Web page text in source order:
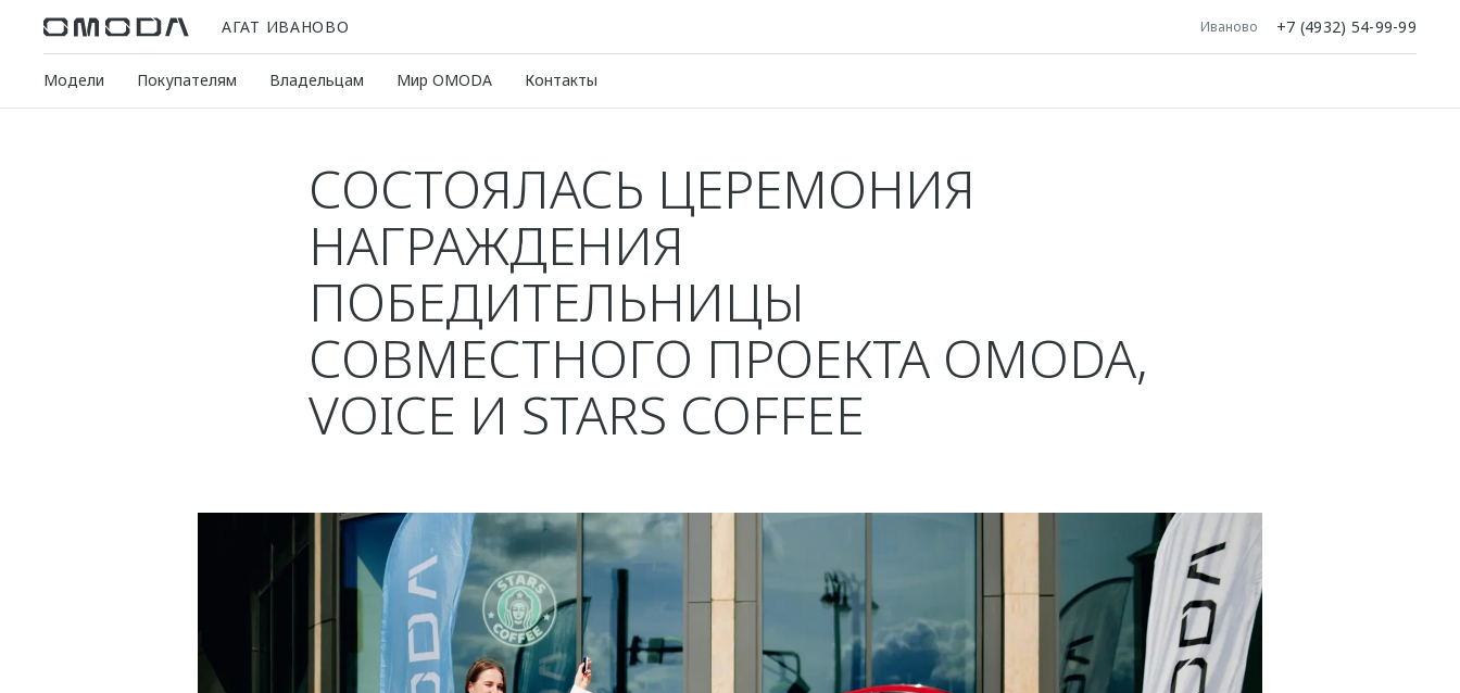
АГАТ ИВАНОВО Иваново +7 (4932) 54-99-99
Модели Покупателям Владельцам Мир OMODA Контакты
СОСТОЯЛАСЬ ЦЕРЕМОНИЯ
НАГРАЖДЕНИЯ
ПОБЕДИТЕЛЬНИЦЫ
СОВМЕСТНОГО ПРОЕКТА OMODA,
VOICE И STARS COFFEE